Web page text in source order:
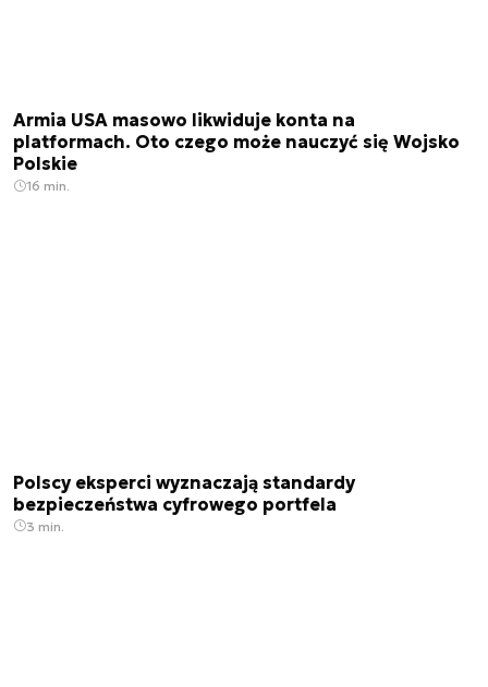
Armia USA masowo likwiduje konta na
platformach. Oto czego może nauczyć się Wojsko
Polskie
16 min.
Polscy eksperci wyznaczają standardy
bezpieczeństwa cyfrowego portfela
3 min.